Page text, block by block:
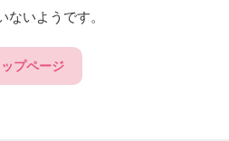
いようです。
ップページ